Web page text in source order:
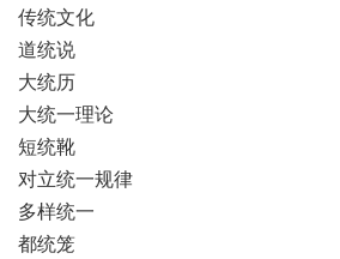
传统文化
道统说
大统历
大统一理论
短统靴
对立统一规律
多样统一
都统笼